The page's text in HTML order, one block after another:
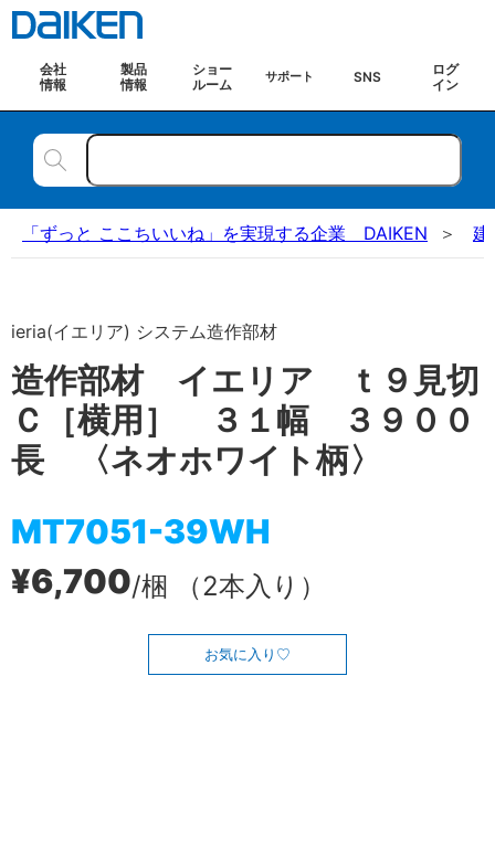
会社
情報
製品
情報
ショー
ルーム
サポート SNS
ログ
イン
「ずっと ここちいいね」を実現する企業 DAIKEN 建
ieria(イエリア) システム造作部材
造作部材 イエリア ｔ９見切
Ｃ［横用］ ３１幅 ３９００
長 〈ネオホワイト柄〉
MT7051-39WH
¥6,700/梱 （2本入り）
お気に入り